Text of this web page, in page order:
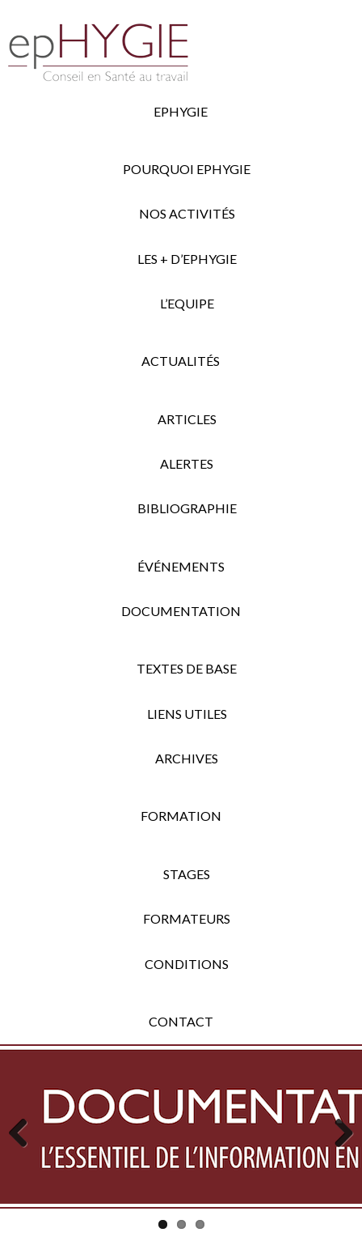
EPHYGIE
POURQUOI EPHYGIE
NOS ACTIVITÉS
LES + D’EPHYGIE
L’EQUIPE
ACTUALITÉS
ARTICLES
ALERTES
BIBLIOGRAPHIE
ÉVÉNEMENTS
DOCUMENTATION
TEXTES DE BASE
LIENS UTILES
ARCHIVES
FORMATION
STAGES
FORMATEURS
CONDITIONS
CONTACT
Previous Next